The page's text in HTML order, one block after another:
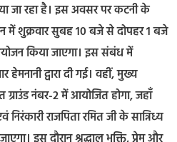
जा रहा है। इस अवसर पर कटनी के
में शुक्रवार सुबह 10 बजे से दोपहर 1 बजे
किया जाएगा। इस संबंध में
द्वारा दी गई। वहीं, मुख्य
ग्राउंड नंबर-2 में आयोजित होगा, जहाँ
राजपिता रमित जी के सान्निध्य